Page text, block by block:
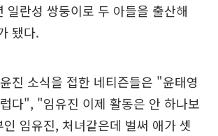
일란성 쌍둥이로 두 아들을 출산해
됐다.
진 소식을 접한 네티즌들은 "윤태영
다", "임유진 이제 활동은 안 하나보
임유진, 처녀같은데 벌써 애가 셋